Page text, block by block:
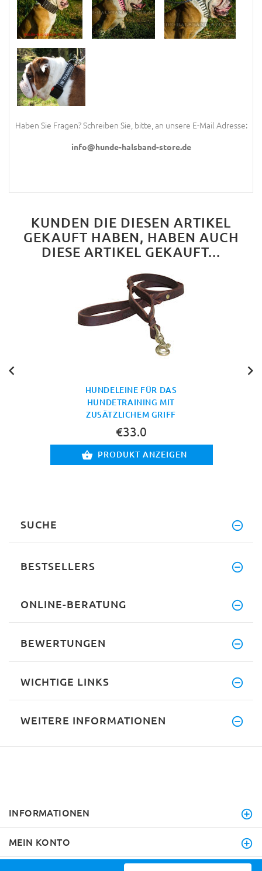
Haben Sie Fragen? Schreiben Sie, bitte, an unsere E-Mail Adresse:
info@hunde-halsband-store.de
KUNDEN DIE DIESEN ARTIKEL
GEKAUFT HABEN, HABEN AUCH
DIESE ARTIKEL GEKAUFT...
HUNDELEINE FÜR DAS
HUNDETRAINING MIT
ZUSÄTZLICHEM GRIFF
€33.0
PRODUKT ANZEIGEN
SUCHE
BESTSELLERS
ONLINE-BERATUNG
BEWERTUNGEN
WICHTIGE LINKS
WEITERE INFORMATIONEN
INFORMATIONEN
MEIN KONTO